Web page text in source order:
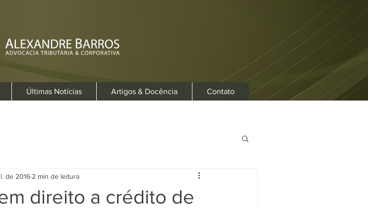
Últimas Notícias Artigos & Docência Contato
direito a crédito de
de 2016 2 min de leitura